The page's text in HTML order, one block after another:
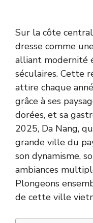
Sur la côte
dresse comme
alliant modernité
séculaires. Cette
attire chaque
grâce à ses
dorées, et sa
2025, Da Nang,
grande ville du
son dynamisme,
ambiances
Plongeons
de cette ville